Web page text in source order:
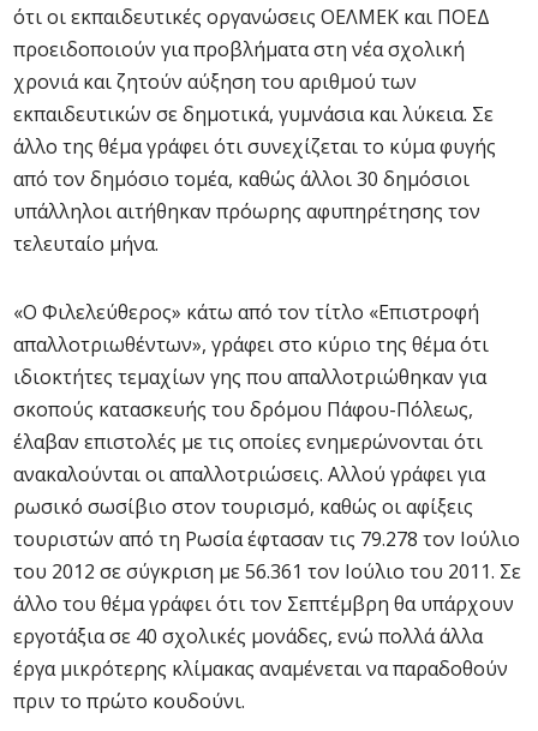
ότι οι εκπαιδευτικές οργανώσεις ΟΕΛΜΕΚ και ΠΟΕΔ
προειδοποιούν για προβλήματα στη νέα σχολική
χρονιά και ζητούν αύξηση του αριθμού των
εκπαιδευτικών σε δημοτικά, γυμνάσια και λύκεια. Σε
άλλο της θέμα γράφει ότι συνεχίζεται το κύμα φυγής
από τον δημόσιο τομέα, καθώς άλλοι 30 δημόσιοι
υπάλληλοι αιτήθηκαν πρόωρης αφυπηρέτησης τον
τελευταίο μήνα.
«Ο Φιλελεύθερος» κάτω από τον τίτλο «Επιστροφή
απαλλοτριωθέντων», γράφει στο κύριο της θέμα ότι
ιδιοκτήτες τεμαχίων γης που απαλλοτριώθηκαν για
σκοπούς κατασκευής του δρόμου Πάφου-Πόλεως,
έλαβαν επιστολές με τις οποίες ενημερώνονται ότι
ανακαλούνται οι απαλλοτριώσεις. Αλλού γράφει για
ρωσικό σωσίβιο στον τουρισμό, καθώς οι αφίξεις
τουριστών από τη Ρωσία έφτασαν τις 79.278 τον Ιούλιο
του 2012 σε σύγκριση με 56.361 τον Ιούλιο του 2011. Σε
άλλο του θέμα γράφει ότι τον Σεπτέμβρη θα υπάρχουν
εργοτάξια σε 40 σχολικές μονάδες, ενώ πολλά άλλα
έργα μικρότερης κλίμακας αναμένεται να παραδοθούν
πριν το πρώτο κουδούνι.